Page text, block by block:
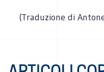
(Traduzione di